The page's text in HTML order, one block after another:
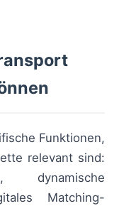
Funktionen,
relevant sind:
dynamische
Matching-